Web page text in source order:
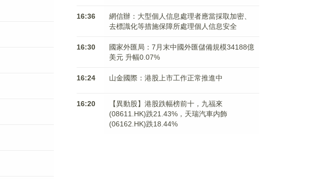
16:36
網信辦：大型個人信息處理者應當採取加密、
去標識化等措施保障所處理個人信息安全
16:30
國家外匯局：7月末中國外匯儲備規模34188億
美元 升幅0.07%
16:24 山金國際：港股上市工作正常推進中
16:20
【異動股】港股跌幅榜前十，九福來
(08611.HK)跌21.43%，天瑞汽車内飾
(06162.HK)跌18.44%